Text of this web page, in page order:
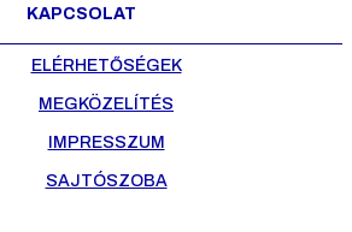
KAPCSOLAT
ELÉRHETŐSÉGEK
MEGKÖZELÍTÉS
IMPRESSZUM
SAJTÓSZOBA